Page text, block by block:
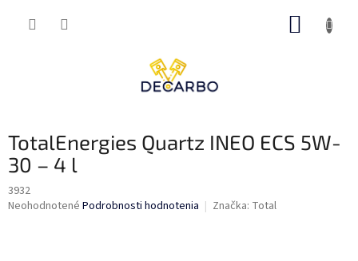
TotalEnergies Quartz INEO ECS 5W-
30 – 4 l
3932
Priemerné
Neohodnotené Podrobnosti hodnotenia Značka: Total